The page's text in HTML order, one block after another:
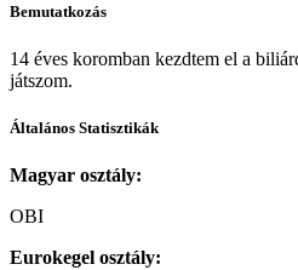
Bemutatkozás
14 éves koromban kezdtem el a
játszom.
Általános Statisztikák
Magyar osztály:
OBI
Eurokegel osztály: